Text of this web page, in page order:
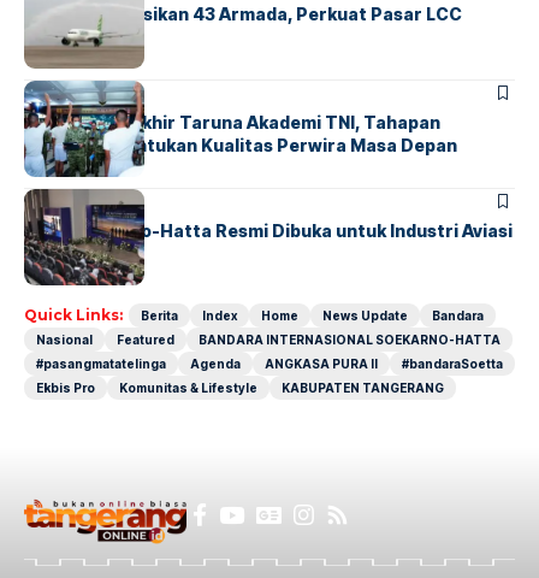
Citilink Operasikan 43 Armada, Perkuat Pasar LCC
Nasional
BERITA
Sidang Pantukhir Taruna Akademi TNI, Tahapan
Strategis Tentukan Kualitas Perwira Masa Depan
BANDARA BERITA
IALC Soekarno-Hatta Resmi Dibuka untuk Industri Aviasi
Dunia
Quick Links: Berita Index Home News Update
Bandara
Nasional
Featured
BANDARA INTERNASIONAL SOEKARNO-HATTA
#pasangmatatelinga
Agenda ANGKASA PURA II
#bandaraSoetta
Ekbis Pro
Komunitas & Lifestyle KABUPATEN TANGERANG